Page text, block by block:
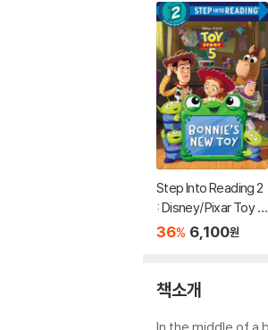
Step Into Reading 2
: Disney/Pixar Toy S
tory 5 : Bonnie's Ne
36% 6,100원
책소개